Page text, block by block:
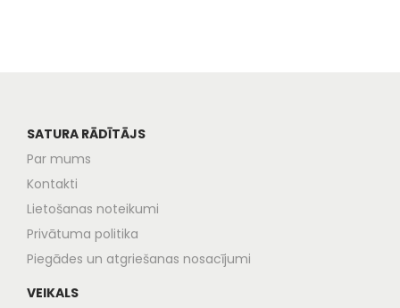
SATURA RĀDĪTĀJS
Par mums
Kontakti
Lietošanas noteikumi
Privātuma politika
Piegādes un atgriešanas nosacījumi
VEIKALS